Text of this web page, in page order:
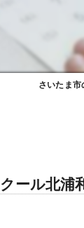
さいたま
ール北浦